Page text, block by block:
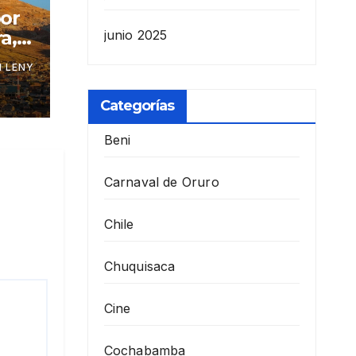
LENY
junio 2025
Categorías
Beni
Carnaval de Oruro
Chile
Chuquisaca
Cine
Cochabamba